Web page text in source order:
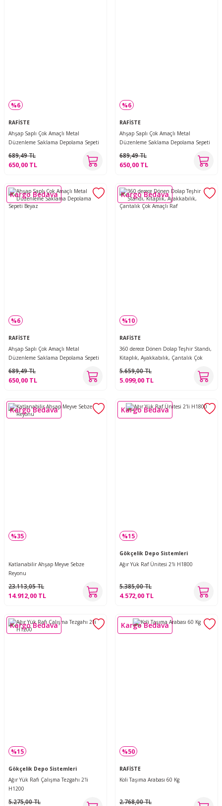
%6
RAFİSTE
Ahşap Saplı Çok Amaçlı Metal
Düzenleme Saklama Depolama Sepeti
689,49 TL
650,00 TL
%6
RAFİSTE
Ahşap Saplı Çok Amaçlı Metal
Düzenleme Saklama Depolama Sepeti
689,49 TL
650,00 TL
%6
Kargo Bedava
RAFİSTE
Ahşap Saplı Çok Amaçlı Metal
Düzenleme Saklama Depolama Sepeti
689,49 TL
650,00 TL
%10
Kargo Bedava
RAFİSTE
360 derece Dönen Dolap Teşhir Standı,
Kitaplık, Ayakkabılık, Çantalık Çok
5.659,00 TL
5.099,00 TL
%35
Kargo Bedava
Katlanabilir Ahşap Meyve Sebze
Reyonu
23.113,05 TL
14.912,00 TL
%15
Kargo Bedava
Gökçelik Depo Sistemleri
Ağır Yük Raf Ünitesi 2'li H1800
5.385,00 TL
4.572,00 TL
%15
Kargo Bedava
Gökçelik Depo Sistemleri
Ağır Yük Rafı Çalışma Tezgahı 2'li
H1200
5.275,00 TL
%50
Kargo Bedava
RAFİSTE
Koli Taşıma Arabası 60 Kg
2.768,00 TL